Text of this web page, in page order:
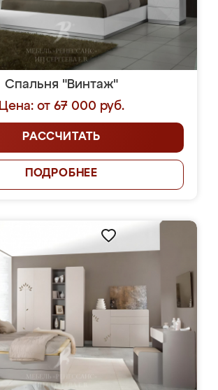
Спальня "Винтаж"
Цена: от 67 000 руб.
РАССЧИТАТЬ
ПОДРОБНЕЕ